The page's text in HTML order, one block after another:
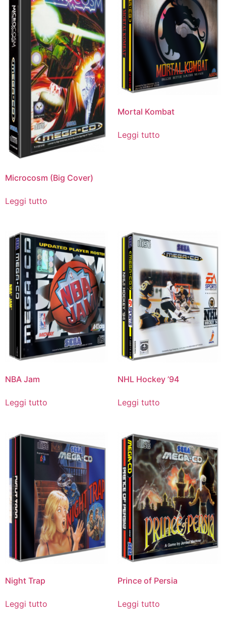
Microcosm (Big Cover)
Leggi tutto
Mortal Kombat
Leggi tutto
NBA Jam
Leggi tutto
NHL Hockey ’94
Leggi tutto
Night Trap
Leggi tutto
Prince of Persia
Leggi tutto